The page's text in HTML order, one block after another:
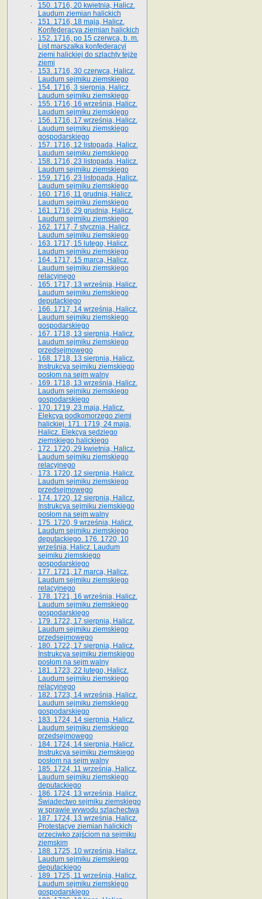
150. 1716, 20 kwietnia, Halicz.
Laudum ziemian halickich
151. 1716, 18 maja, Halicz.
Konfederacya ziemian halickich
152. 1716, po 15 czerwca, b. m.
List marszałka konfederacyi
ziemi halickiej do szlachty tejże
ziemi
153. 1716, 30 czerwca, Halicz.
Laudum sejmiku ziemskiego
154. 1716, 3 sierpnia, Halicz.
Laudum sejmiku ziemskiego
155. 1716, 16 września, Halicz.
Laudum sejmiku ziemskiego
156. 1716, 17 września, Halicz.
Laudum sejmiku ziemskiego
gospodarskiego
157. 1716, 12 listopada, Halicz.
Laudum sejmiku ziemskiego
158. 1716, 23 listopada, Halicz.
Laudum sejmiku ziemskiego
159. 1716, 23 listopada, Halicz.
Laudum sejmiku ziemskiego
160. 1716, 11 grudnia, Halicz.
Laudum sejmiku ziemskiego
161. 1716, 29 grudnia, Halicz.
Laudum sejmiku ziemskiego
162. 1717, 7 stycznia, Halicz.
Laudum sejmiku ziemskiego
163. 1717, 15 lutego, Halicz.
Laudum sejmiku ziemskiego
164. 1717, 15 marca, Halicz.
Laudum sejmiku ziemskiego
relacyjnego
165. 1717, 13 września, Halicz.
Laudum sejmiku ziemskiego
deputackiego
166. 1717, 14 września, Halicz.
Laudum sejmiku ziemskiego
gospodarskiego
167. 1718, 13 sierpnia, Halicz.
Laudum sejmiku ziemskiego
przedsejmowego
168. 1718, 13 sierpnia, Halicz.
Instrukcya sejmiku ziemskiego
posłom na sejm walny
169. 1718, 13 września, Halicz.
Laudum sejmiku ziemskiego
gospodarskiego
170. 1719, 23 maja, Halicz.
Elekcya podkomorzego ziemi
halickiej. 171. 1719, 24 maja,
Halicz. Elekcya sędziego
ziemskiego halickiego
172. 1720, 29 kwietnia, Halicz.
Laudum sejmiku ziemskiego
relacyjnego
173. 1720, 12 sierpnia, Halicz.
Laudum sejmiku ziemskiego
przedsejmowego
174. 1720, 12 sierpnia, Halicz.
Instrukcya sejmiku ziemskiego
posłom na sejm walny
175. 1720, 9 września, Halicz.
Laudum sejmiku ziemskiego
deputackiego. 176. 1720, 10
września, Halicz. Laudum
sejmiku ziemskiego
gospodarskiego
177. 1721, 17 marca, Halicz.
Laudum sejmiku ziemskiego
relacyjnego
178. 1721, 16 września, Halicz.
Laudum sejmiku ziemskiego
gospodarskiego
179. 1722, 17 sierpnia, Halicz.
Laudum sejmiku ziemskiego
przedsejmowego
180. 1722, 17 sierpnia, Halicz.
Instrukcya sejmiku ziemskiego
posłom na sejm walny
181. 1723, 22 lutego, Halicz.
Laudum sejmiku ziemskiego
relacyjnego
182. 1723, 14 września, Halicz.
Laudum sejmiku ziemskiego
gospodarskiego
183. 1724, 14 sierpnia, Halicz.
Laudum sejmiku ziemskiego
przedsejmowego
184. 1724, 14 sierpnia, Halicz.
Instrukcya sejmiku ziemskiego
posłom na sejm walny
185. 1724, 11 września, Halicz.
Laudum sejmiku ziemskiego
deputackiego
186. 1724, 13 września, Halicz.
Świadectwo sejmiku ziemskiego
w sprawie wywodu szlachectwa
187. 1724, 13 września, Halicz.
Protestacye ziemian halickich
przeciwko zajściom na sejmiku
ziemskim
188. 1725, 10 września, Halicz.
Laudum sejmiku ziemskiego
deputackiego
189. 1725, 11 września, Halicz.
Laudum sejmiku ziemskiego
gospodarskiego